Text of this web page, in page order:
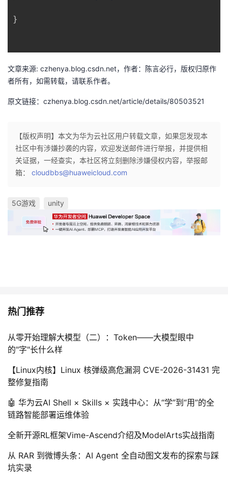
证
实
验
的
收
藏
持
建
议
}
文章来源: czhenya.blog.csdn.net，作者：陈言必行，版权归原作
者所有，如需转载，请联系作者。
原文链接：czhenya.blog.csdn.net/article/details/80503521
【版权声明】本文为华为云社区用户转载文章，如果您发现本
社区中有涉嫌抄袭的内容，欢迎发送邮件进行举报，并提供相
关证据，一经查实，本社区将立刻删除涉嫌侵权内容，举报邮
箱： cloudbbs@huaweicloud.com
5G游戏 unity
热门推荐
从零开始理解大模型（二）：Token——大模型眼中
的"字"长什么样
【Linux内核】Linux 核弹级高危漏洞 CVE-2026-31431 完
整修复指南
🤖 华为云AI Shell × Skills × 实践中心：从“学”到“用”的全
链路智能部署运维体验
全新开源RL框架Vime-Ascend介绍及ModelArts实战指南
从 RAR 到微博头条：AI Agent 全自动图文发布的探索与踩
坑实录